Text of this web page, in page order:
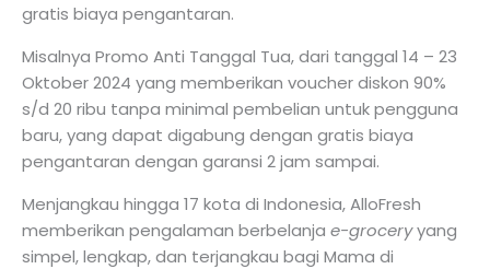
gratis biaya pengantaran.
Misalnya Promo Anti Tanggal Tua, dari tanggal 14 – 23
Oktober 2024 yang memberikan voucher diskon 90%
s/d 20 ribu tanpa minimal pembelian untuk pengguna
baru, yang dapat digabung dengan gratis biaya
pengantaran dengan garansi 2 jam sampai.
Menjangkau hingga 17 kota di Indonesia, AlloFresh
memberikan pengalaman berbelanja e-groceryyang
simpel, lengkap, dan terjangkau bagi Mama di